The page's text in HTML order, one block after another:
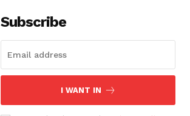
Subscribe
I WANT IN